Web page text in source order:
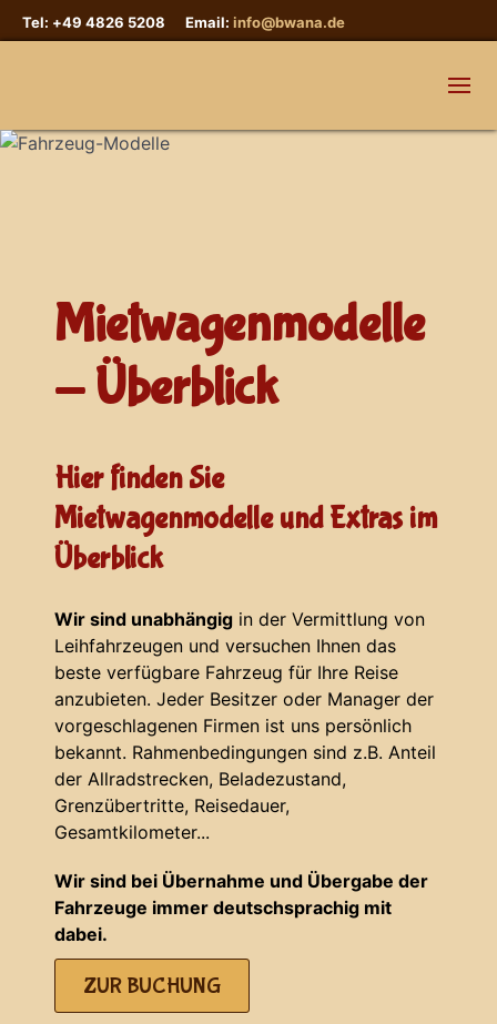
Tel: +49 4826 5208 Email: info@bwana.de
Mietwagenmodelle
- Überblick
Hier finden Sie
Mietwagenmodelle und Extras im
Überblick
Wir sind unabhängig in der Vermittlung von
Leihfahrzeugen und versuchen Ihnen das
beste verfügbare Fahrzeug für Ihre Reise
anzubieten. Jeder Besitzer oder Manager der
vorgeschlagenen Firmen ist uns persönlich
bekannt. Rahmenbedingungen sind z.B. Anteil
der Allradstrecken, Beladezustand,
Grenzübertritte, Reisedauer,
Gesamtkilometer...
Wir sind bei Übernahme und Übergabe der
Fahrzeuge immer deutschsprachig mit
dabei.
ZUR BUCHUNG